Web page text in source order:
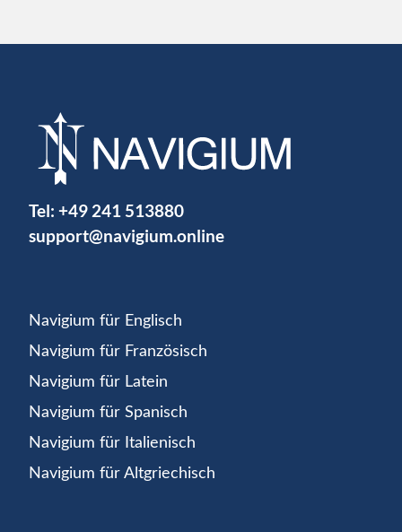
Tel: +49 241 513880
support@navigium.online
Navigium für Englisch
Navigium für Französisch
Navigium für Latein
Navigium für Spanisch
Navigium für Italienisch
Navigium für Altgriechisch